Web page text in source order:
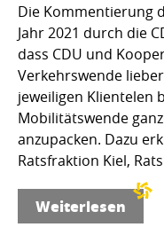
Die Kommentierung
Jahr 2021 durch die
dass CDU und
Verkehrswende
jeweiligen Klientelen
Mobilitätswende
anzupacken. Dazu
Ratsfraktion Kiel,
Weiterlesen